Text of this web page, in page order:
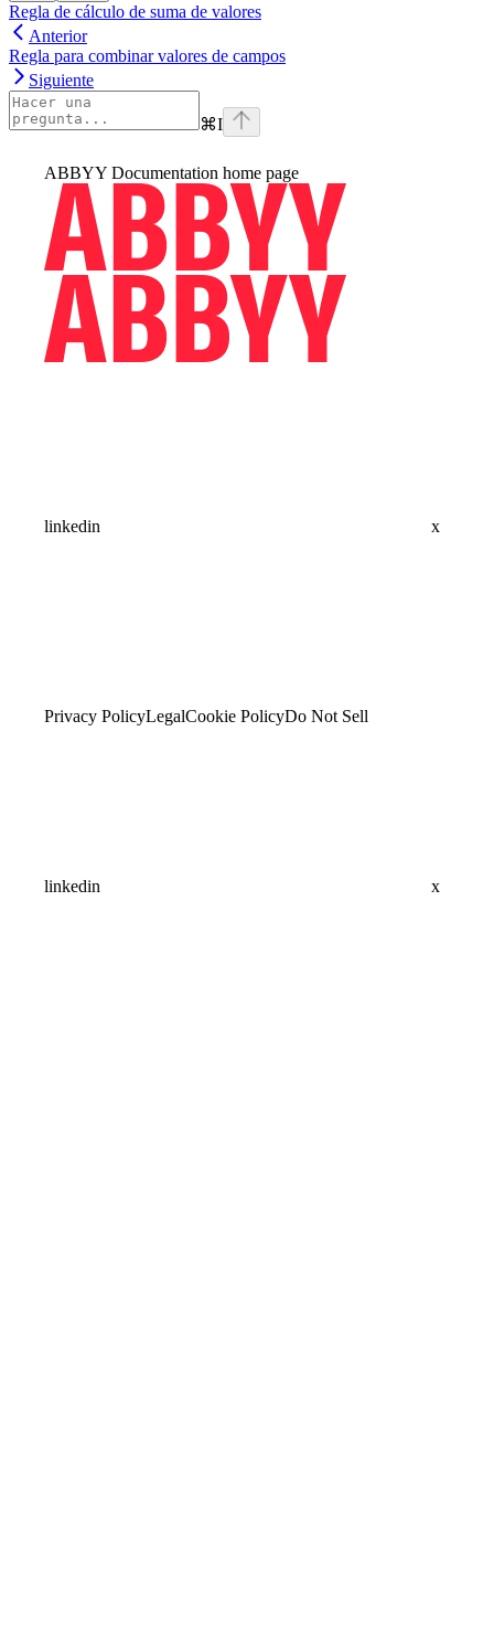
Regla de cálculo de suma de valores
Anterior
Regla para combinar valores de campos
Siguiente
⌘I
ABBYY Documentation home page
linkedin x
Privacy PolicyLegalCookie PolicyDo Not Sell
linkedin x